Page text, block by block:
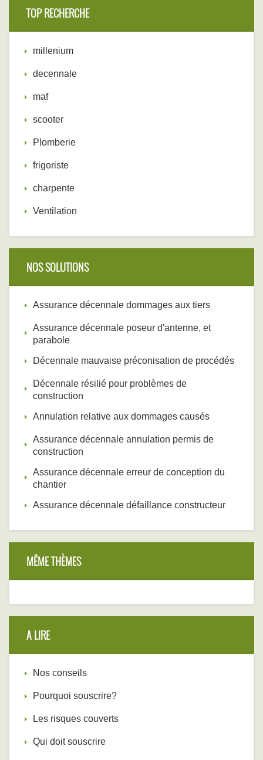
TOP RECHERCHE
millenium
decennale
maf
scooter
Plomberie
frigoriste
charpente
Ventilation
NOS SOLUTIONS
Assurance décennale dommages aux tiers
Assurance décennale poseur d'antenne, et
parabole
Décennale mauvaise préconisation de procédés
Décennale résilié pour problèmes de
construction
Annulation relative aux dommages causés
Assurance décennale annulation permis de
construction
Assurance décennale erreur de conception du
chantier
Assurance décennale défaillance constructeur
MÊME THÈMES
A LIRE
Nos conseils
Pourquoi souscrire?
Les risques couverts
Qui doit souscrire